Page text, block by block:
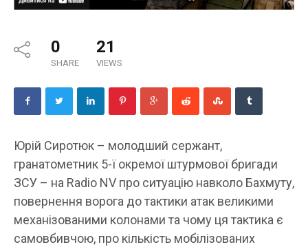
0
SHARE
21
VIEWS
Юрій Сиротюк – молодший сержант,
гранатометник 5-ї окремої штурмової бригади
ЗСУ – на Radio NV про ситуацію навколо Бахмуту,
повернення ворога до тактики атак великими
механізованими колонами та чому ця тактика є
самовбивчою, про кількість мобілізованих